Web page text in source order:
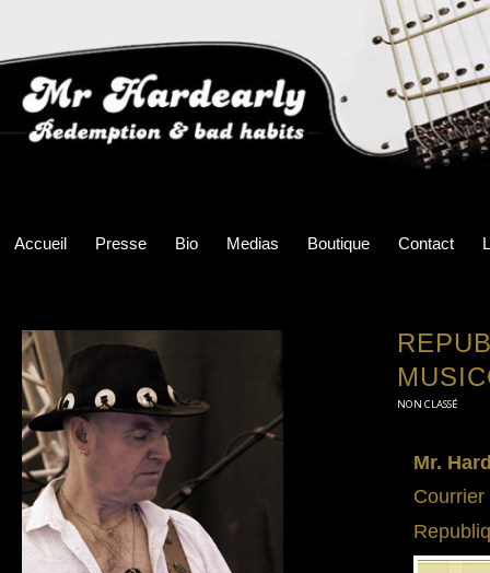
Accueil Presse Bio Medias Boutique Contact
NON CLASSÉ
Mr.